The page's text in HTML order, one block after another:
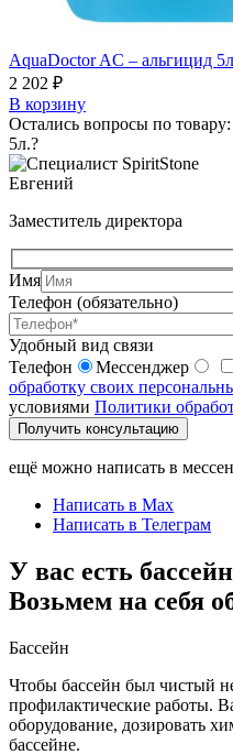
AquaDoctor AC – альгицид
2 202 ₽
В корзину
Остались вопросы по
5л.?
Евгений
Заместитель директора
Имя
Телефон (обязательно)
Удобный вид связи
Телефон
Мессенджер
обработку своих
условиями Политики
Получить консультацию
ещё можно написать в
Написать в Max
Написать в Телеграм
У вас есть
Возьмем на себя
Бассейн
Чтобы бассейн был чистый
профилактические работы.
оборудование, дозировать
бассейне.